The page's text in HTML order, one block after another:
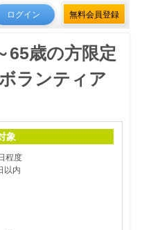
ログイン 無料会員登録
65歳の方限定
ランティア
象
程度
以内